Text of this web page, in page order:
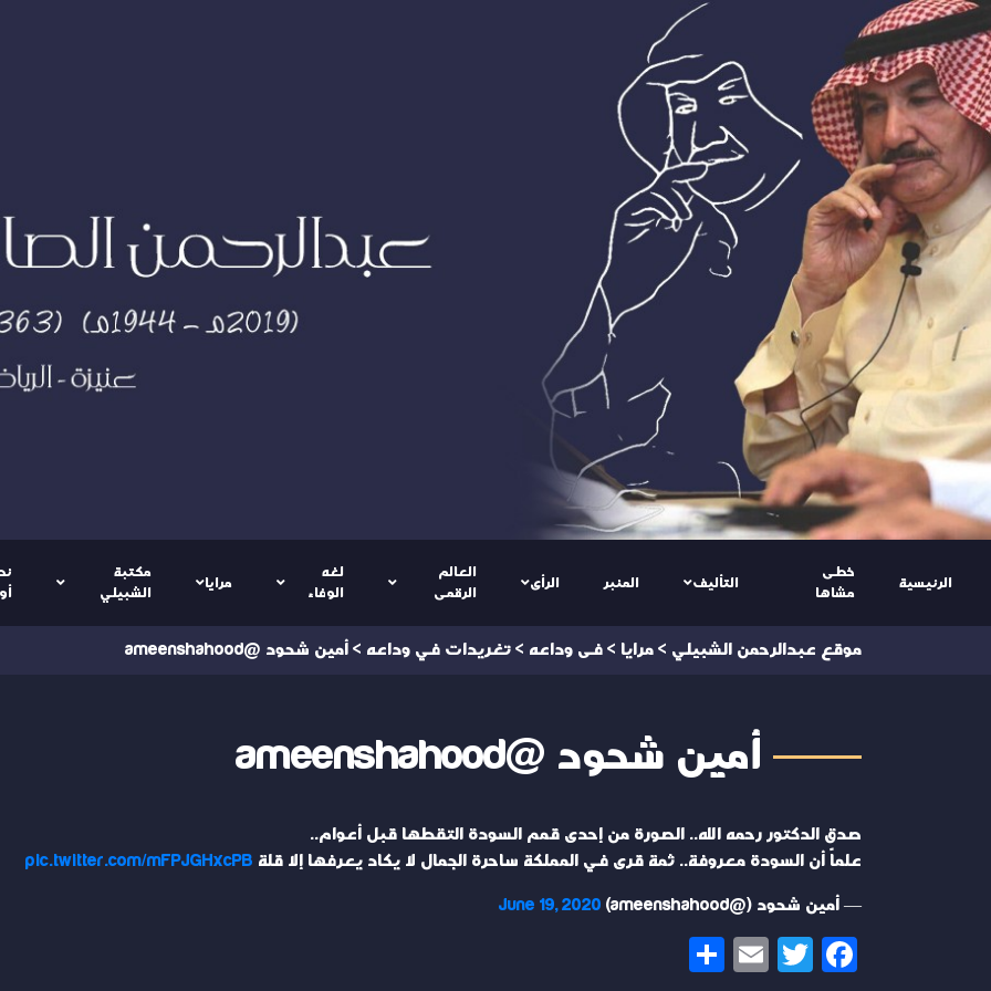
الرئيسية
خطى
مشاها
التأليف المنبر الرأى
العالم
الرقمى
لغه
الوفاء
مرايا
مكتبة
الشبيلي
موقع عبدالرحمن الشبيلي > مرايا > فى وداعه > تغريدات في وداعه > أمين شحود @ameenshahood
أمين شحود @ameenshahood
صدق الدكتور رحمه الله.. الصورة من إحدى قمم السودة التقطها قبل أعوام..
علماً أن السودة معروفة.. ثمة قرى في المملكة ساحرة الجمال لا يكاد يعرفها إلا قلة pic.twitter.com/mFPJGHxcPB
— أمين شحود (@ameenshahood) June 19, 2020
Facebook
Twitter
Email